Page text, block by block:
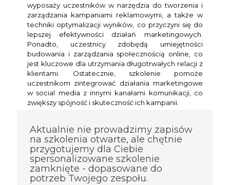
wyposaży uczestników w narzędzia do tworzenia i
zarządzania kampaniami reklamowymi, a także w
techniki optymalizacji wyników, co przyczyni się do
lepszej efektywności działań marketingowych.
Ponadto, uczestnicy zdobędą umiejętności
budowania i zarządzania społecznością online, co
jest kluczowe dla utrzymania długotrwałych relacji z
klientami. Ostatecznie, szkolenie pomoże
uczestnikom zintegrować działania marketingowe
w social media z innymi kanałami komunikacji, co
zwiększy spójność i skuteczność ich kampanii.
Aktualnie nie prowadzimy zapisów
na szkolenia otwarte, ale chętnie
przygotujemy dla Ciebie
spersonalizowane szkolenie
zamknięte - dopasowane do
potrzeb Twojego zespołu.